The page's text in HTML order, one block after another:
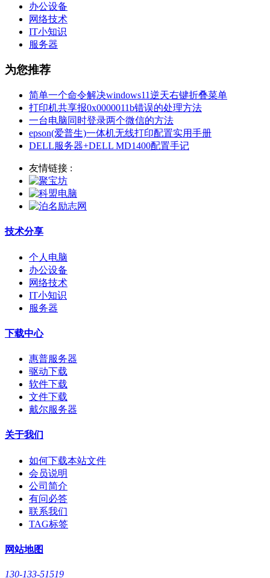
办公设备
网络技术
IT小知识
服务器
为您推荐
简单一个命令解决windows11逆天右键折叠菜单
打印机共享报0x0000011b错误的处理方法
一台电脑同时登录两个微信的方法
epson(爱普生)一体机无线打印配置实用手册
DELL服务器+DELL MD1400配置手记
友情链接 :
技术分享
个人电脑
办公设备
网络技术
IT小知识
服务器
下载中心
惠普服务器
驱动下载
软件下载
文件下载
戴尔服务器
关于我们
如何下载本站文件
会员说明
公司简介
有问必答
联系我们
TAG标签
网站地图
130-133-51519